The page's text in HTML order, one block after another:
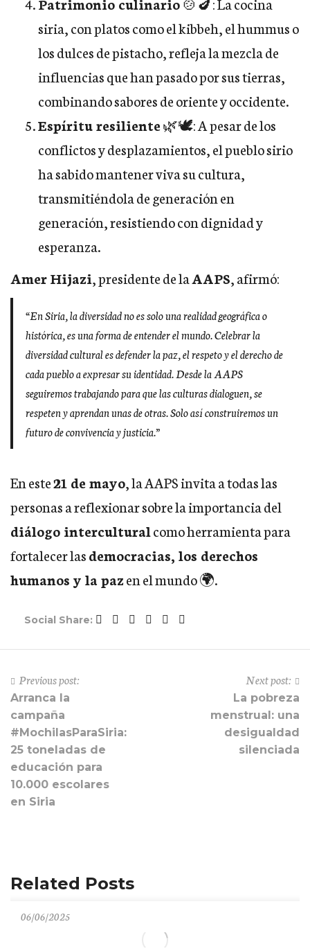
siria, con platos como el kibbeh, el hummus o
los dulces de pistacho, refleja la mezcla de
influencias que han pasado por sus tierras,
combinando sabores de oriente y occidente.
Espíritu resiliente🌿🕊️: A pesar de los
conflictos y desplazamientos, el pueblo sirio
ha sabido mantener viva su cultura,
transmitiéndola de generación en
generación, resistiendo con dignidad y
esperanza.
Amer Hijazi, presidente de laAAPS, afirmó:
“En Siria, la diversidad no es solo una realidad geográfica o
histórica, es una forma de entender el mundo. Celebrar la
diversidad cultural es defender la paz, el respeto y el derecho de
cada pueblo a expresar su identidad. Desde la AAPS
seguiremos trabajando para que las culturas dialoguen, se
respeten y aprendan unas de otras. Solo así construiremos un
futuro de convivencia y justicia.”
En este21 de mayo, la AAPS invita a todas las
personas a reflexionar sobre la importancia del
diálogo interculturalcomo herramienta para
fortalecer lasdemocracias, los derechos
humanos y la pazen el mundo 🌍.
Social Share:
Previous post:
Arranca la
campaña
#MochilasParaSiria:
25 toneladas de
educación para
10.000 escolares
en Siria
Next post:
La pobreza
menstrual: una
desigualdad
silenciada
Related Posts
06/06/2025